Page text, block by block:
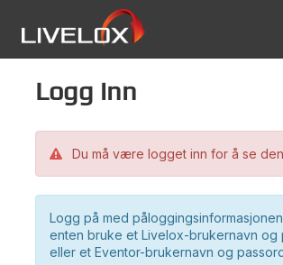
Logg inn
Du må være logget inn for å se
Logg på med
enten bruke et Livelox-brukernavn og
eller et Eventor-brukernavn og